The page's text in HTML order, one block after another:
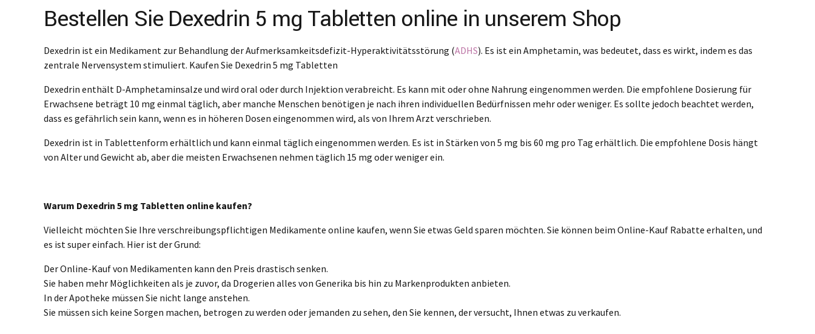
Bestellen Sie Dexedrin 5 mg Tabletten online in unserem Shop
Dexedrin ist ein Medikament zur Behandlung der Aufmerksamkeitsdefizit-Hyperaktivitätsstörung (ADHS). Es ist ein Amphetamin, was bedeutet, dass es wirkt, indem es das
zentrale Nervensystem stimuliert. Kaufen Sie Dexedrin 5 mg Tabletten
Dexedrin enthält D-Amphetaminsalze und wird oral oder durch Injektion verabreicht. Es kann mit oder ohne Nahrung eingenommen werden. Die empfohlene Dosierung für
Erwachsene beträgt 10 mg einmal täglich, aber manche Menschen benötigen je nach ihren individuellen Bedürfnissen mehr oder weniger. Es sollte jedoch beachtet werden,
dass es gefährlich sein kann, wenn es in höheren Dosen eingenommen wird, als von Ihrem Arzt verschrieben.
Dexedrin ist in Tablettenform erhältlich und kann einmal täglich eingenommen werden. Es ist in Stärken von 5 mg bis 60 mg pro Tag erhältlich. Die empfohlene Dosis hängt
von Alter und Gewicht ab, aber die meisten Erwachsenen nehmen täglich 15 mg oder weniger ein.
Warum Dexedrin 5 mg Tabletten online kaufen?
Vielleicht möchten Sie Ihre verschreibungspflichtigen Medikamente online kaufen, wenn Sie etwas Geld sparen möchten. Sie können beim Online-Kauf Rabatte erhalten, und
es ist super einfach. Hier ist der Grund:
Der Online-Kauf von Medikamenten kann den Preis drastisch senken.
Sie haben mehr Möglichkeiten als je zuvor, da Drogerien alles von Generika bis hin zu Markenprodukten anbieten.
In der Apotheke müssen Sie nicht lange anstehen.
Sie müssen sich keine Sorgen machen, betrogen zu werden oder jemanden zu sehen, den Sie kennen, der versucht, Ihnen etwas zu verkaufen.